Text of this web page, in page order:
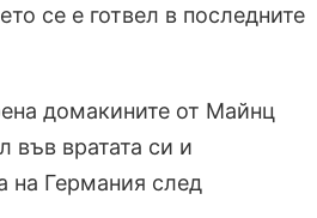
се е готвел в последните
домакините от Майнц
във вратата си и
на Германия след